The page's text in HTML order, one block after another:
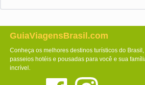
GuiaViagensBrasil.com
Conheça os melhores destinos turísticos do
passeios hotéis e pousadas para você e sua
incrível.